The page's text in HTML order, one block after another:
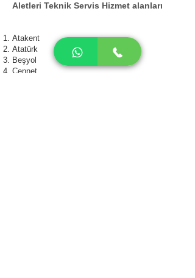
Aletleri Teknik Servis Hizmet alanları
Atakent
Atatürk
Beşyol
Cennet